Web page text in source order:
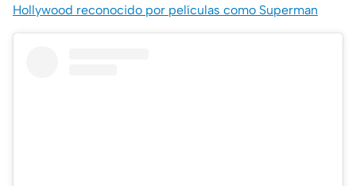
Hollywood reconocido por películas como Superman